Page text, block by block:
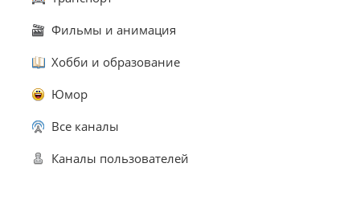
Фильмы и анимация
Хобби и образование
Юмор
Все каналы
Каналы пользователей